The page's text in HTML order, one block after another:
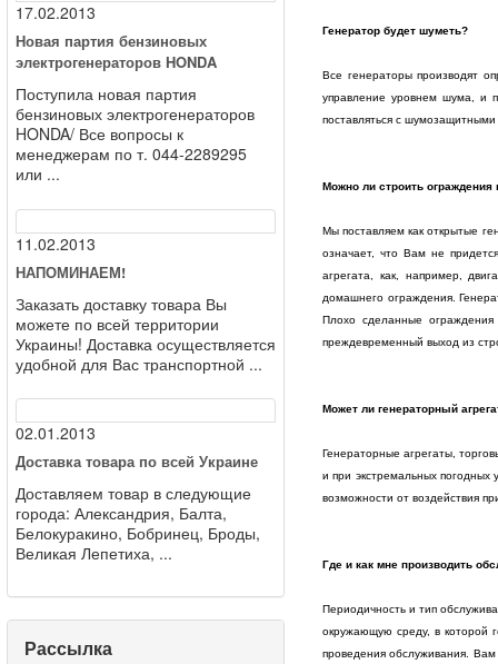
17.02.2013
Новая партия бензиновых
электрогенераторов HONDA
Поступила новая партия
бензиновых электрогенераторов
HONDA/ Все вопросы к
менеджерам по т. 044-2289295
или ...
11.02.2013
НАПОМИНАЕМ!
Заказать доставку товара Вы
можете по всей территории
Украины! Доставка осуществляется
удобной для Вас транспортной ...
02.01.2013
Доставка товара по всей Украине
Доставляем товар в следующие
города: Александрия, Балта,
Белокуракино, Бобринец, Броды,
Великая Лепетиха, ...
Рассылка
Генератор будет шуметь?
Все генераторы производят
управление уровнем шума, и
поставляться с
Можно ли строить ограждения
Мы поставляем как открытые
означает, что Вам не
агрегата, как, например,
домашнего ограждения.
Плохо сделанные
преждевременный выход из
Может ли генераторный
Генераторные агрегаты,
и при экстремальных
возможности от воздействия
Где и как мне производить
Периодичность и тип
окружающую среду, в которой
проведения обслуживания.